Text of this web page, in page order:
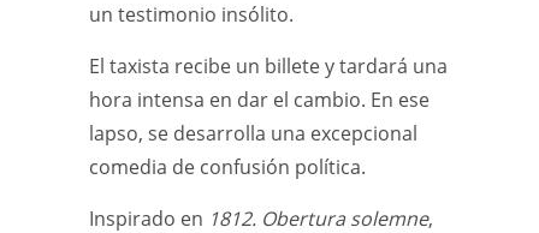
un testimonio insólito.
El taxista recibe un billete y tardará una
hora intensa en dar el cambio. En ese
lapso, se desarrolla una excepcional
comedia de confusión política.
Inspirado en 1812. Obertura solemne,